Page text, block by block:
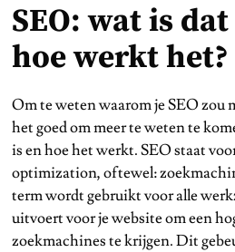
SEO: wat is
hoe werkt het?
Om te weten waarom je SEO zou
het goed om meer te weten te
is en hoe het werkt. SEO staat
optimization, oftewel:
term wordt gebruikt voor alle
uitvoert voor je website om een
zoekmachines te krijgen. Dit